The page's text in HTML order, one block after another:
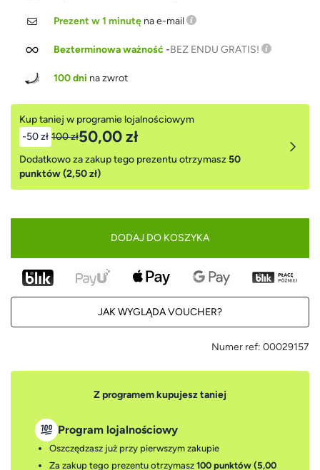
Prezent w 1 minutę na e-mail
Bezterminowa ważność-BEZ ENDU GRATIS!
100 dni na zwrot
Kup taniej w programie lojalnościowym
-50 zł 100 zł50,00 zł
Dodatkowo za zakup tego prezentu otrzymasz50
punktów (2,50 zł)
DODAJ DO KOSZYKA
JAK WYGLĄDA VOUCHER?
Numer ref: 00029157
Z programem kupujesz taniej
Program lojalnościowy
Oszczędzasz już przy pierwszym zakupie
Za zakup tego prezentu otrzymasz 100 punktów (5,00